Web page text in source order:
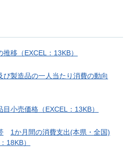
移（EXCEL：13KB）
び製造品の一人当たり消費の動向
目小売価格（EXCEL：13KB）
1か月間の消費支出(本県・全国)
18KB）